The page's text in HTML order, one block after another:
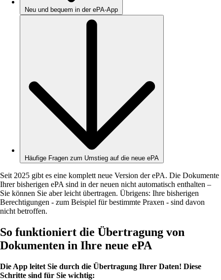
Neu und bequem in der ePA-App
Häufige Fragen zum Umstieg auf die neue ePA
Seit 2025 gibt es eine komplett neue Version der ePA. Die Dokumente
Ihrer bisherigen ePA sind in der neuen nicht automatisch enthalten –
Sie können Sie aber leicht übertragen. Übrigens: Ihre bisherigen
Berechtigungen - zum Beispiel für bestimmte Praxen - sind davon
nicht betroffen.
So funktioniert die Übertragung von
Dokumenten in Ihre neue ePA
Die App leitet Sie durch die Übertragung Ihrer Daten! Diese
Schritte sind für Sie wichtig: